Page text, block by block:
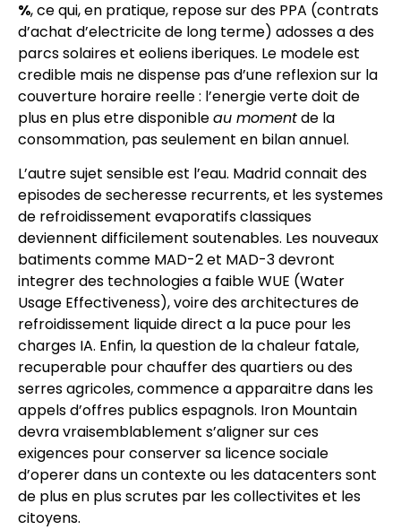
%, ce qui, en pratique, repose sur des PPA (contrats
d’achat d’electricite de long terme) adosses a des
parcs solaires et eoliens iberiques. Le modele est
credible mais ne dispense pas d’une reflexion sur la
couverture horaire reelle : l’energie verte doit de
plus en plus etre disponibleau momentde la
consommation, pas seulement en bilan annuel.
L’autre sujet sensible est l’eau. Madrid connait des
episodes de secheresse recurrents, et les systemes
de refroidissement evaporatifs classiques
deviennent difficilement soutenables. Les nouveaux
batiments comme MAD-2 et MAD-3 devront
integrer des technologies a faible WUE (Water
Usage Effectiveness), voire des architectures de
refroidissement liquide direct a la puce pour les
charges IA. Enfin, la question de la chaleur fatale,
recuperable pour chauffer des quartiers ou des
serres agricoles, commence a apparaitre dans les
appels d’offres publics espagnols. Iron Mountain
devra vraisemblablement s’aligner sur ces
exigences pour conserver sa licence sociale
d’operer dans un contexte ou les datacenters sont
de plus en plus scrutes par les collectivites et les
citoyens.